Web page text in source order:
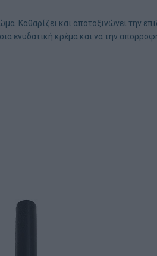
Καθαρίζει και αποτοξινώνει την
ενυδατική κρέμα και να την